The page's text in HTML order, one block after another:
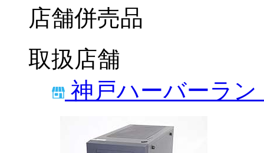
店舗併売品
取扱店舗
神戸ハーバーラン